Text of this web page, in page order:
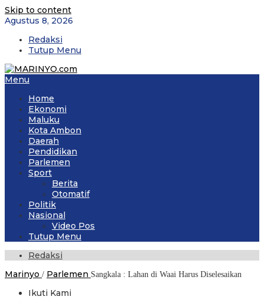
Skip to content
Agustus 8, 2026
Redaksi
Tutup Menu
Menu
Home
Ekonomi
Maluku
Kota Ambon
Daerah
Pendidikan
Parlemen
Sport
Berita
Otomatif
Politik
Nasional
Video Pos
Tutup Menu
Redaksi
Marinyo / Parlemen Sangkala : Lahan di Waai Harus Diselesaikan
Ikuti Kami